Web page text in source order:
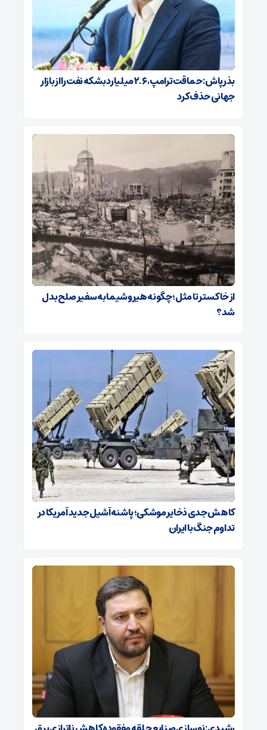
بذرپاش: حماقت ترامپ، ۲.۶ میلیارد بشکه نفت را از بازار
جهانی حذف کرد
از خاکستر تا مثل؛ چگونه هیروشیما به سفیر صلح بدل
شد؟
کاهش جدی ذخایر موشکی؛ پاشنه‌آشیل جدید آمریکا در
تداوم جنگ با ایران